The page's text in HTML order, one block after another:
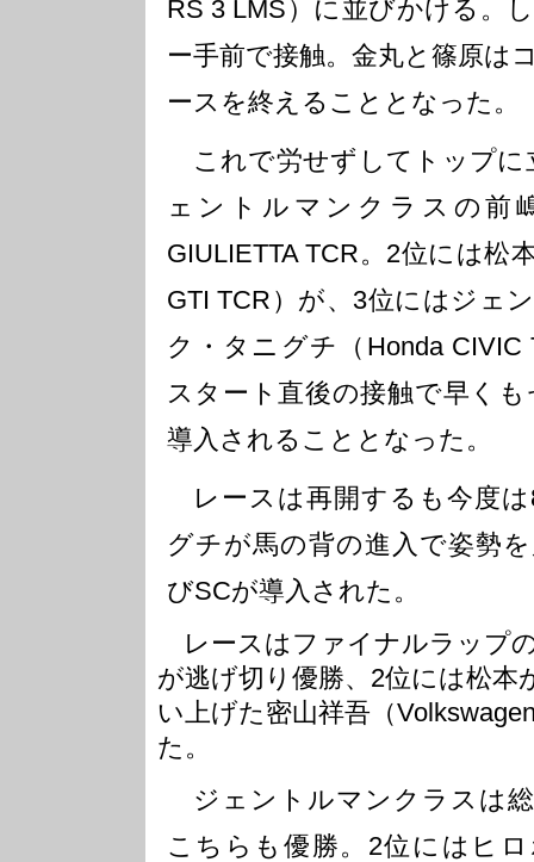
RS 3 LMS）に並びかける。
ー手前で接触。金丸と篠原は
ースを終えることとなった。
これで労せずしてトップに
ェントルマンクラスの前
GIULIETTA TCR。2位には松
GTI TCR）が、3位にはジェ
ク・タニグチ（Honda
スタート直後の接触で早く
導入されることとなった。
レースは再開するも今度
グチが馬の背の進入で姿勢
びSCが導入された。
レースはファイナルラップ
が逃げ切り優勝、2位には松本
い上げた密山祥吾（
た。
ジェントルマンクラスは
こちらも優勝。2位にはヒロ